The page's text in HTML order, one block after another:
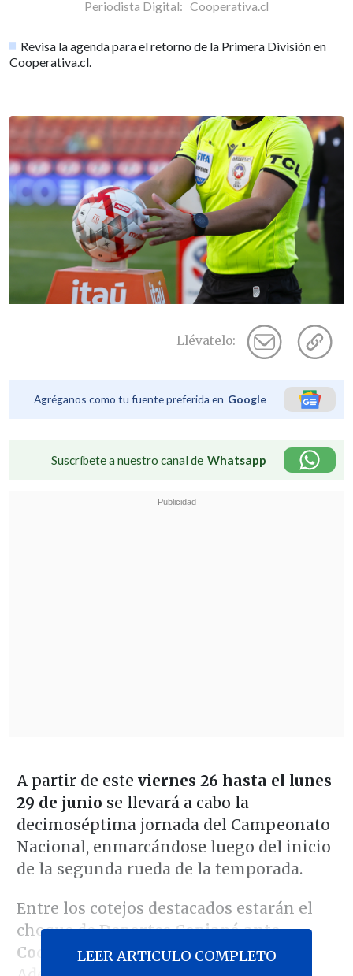
Periodista Digital: Cooperativa.cl
Revisa la agenda para el retorno de la Primera División en
Cooperativa.cl.
Llévatelo:
Agréganos como tu fuente preferida en Google
Suscríbete a nuestro canal de Whatsapp
A partir de este viernes 26 hasta el lunes
29 de junio se llevará a cabo la
decimoséptima jornada del Campeonato
Nacional, enmarcándose luego del inicio
de la segunda rueda de la temporada.
Entre los cotejos destacados estarán el
choque deDeportes Copiapó ante
Coquimbo Unido, líder de la categoría.
LEER ARTICULO COMPLETO